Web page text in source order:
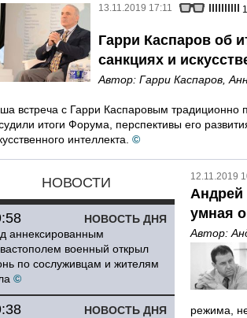
13.11.2019 17:11
Гарри Каспаров об
санкциях и
Автор: Гарри Каспаров
встреча с Гарри Каспаровым
итоги Форума, перспективы его
интеллекта. ©
НОВОСТИ
НОВОСТЬ ДНЯ
аннексированным
военный открыл
по сослуживцам и жителям
©
НОВОСТЬ ДНЯ
12.11.2019
Андрей
умная
Автор:
режима,